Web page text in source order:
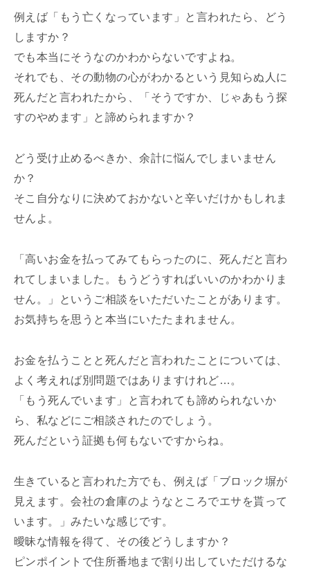
例えば「もう亡くなっています」と言われたら、どう
しますか？
でも本当にそうなのかわからないですよね。
それでも、その動物の心がわかるという見知らぬ人に
死んだと言われたから、「そうですか、じゃあもう探
すのやめます」と諦められますか？
どう受け止めるべきか、余計に悩んでしまいません
か？
そこ自分なりに決めておかないと辛いだけかもしれま
せんよ。
「高いお金を払ってみてもらったのに、死んだと言わ
れてしまいました。もうどうすればいいのかわかりま
せん。」というご相談をいただいたことがあります。
お気持ちを思うと本当にいたたまれません。
お金を払うことと死んだと言われたことについては、
よく考えれば別問題ではありますけれど…。
「もう死んでいます」と言われても諦められないか
ら、私などにご相談されたのでしょう。
死んだという証拠も何もないですからね。
生きていると言われた方でも、例えば「ブロック塀が
見えます。会社の倉庫のようなところでエサを貰って
います。」みたいな感じです。
曖昧な情報を得て、その後どうしますか？
ピンポイントで住所番地まで割り出していただけるな